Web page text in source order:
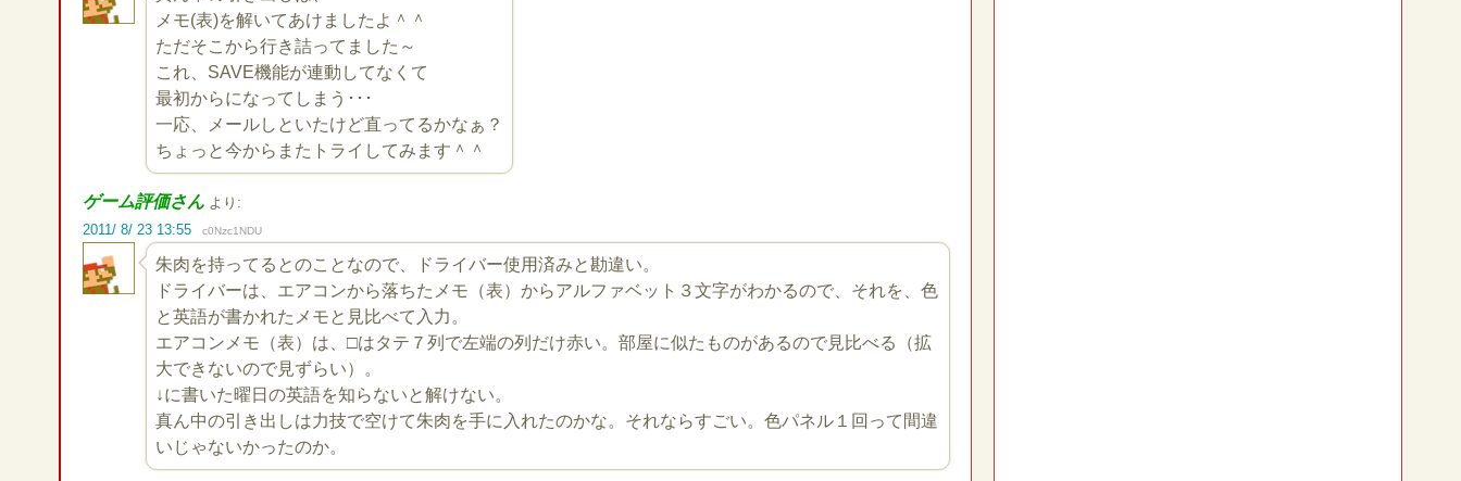
メモ(表)を解いてあけましたよ＾＾
ただそこから行き詰ってました～
これ、SAVE機能が連動してなくて
最初からになってしまう･･･
一応、メールしといたけど直ってるかなぁ？
ちょっと今からまたトライしてみます＾＾
ゲーム評価さん より:
2011/ 8/ 23 13:55
c0Nzc1NDU
朱肉を持ってるとのことなので、ドライバー使用済みと勘違い。
ドライバーは、エアコンから落ちたメモ（表）からアルファベット３文字がわかるので、それを、色
と英語が書かれたメモと見比べて入力。
エアコンメモ（表）は、□はタテ７列で左端の列だけ赤い。部屋に似たものがあるので見比べる（拡
大できないので見ずらい）。
↓に書いた曜日の英語を知らないと解けない。
真ん中の引き出しは力技で空けて朱肉を手に入れたのかな。それならすごい。色パネル１回って間違
いじゃないかったのか。